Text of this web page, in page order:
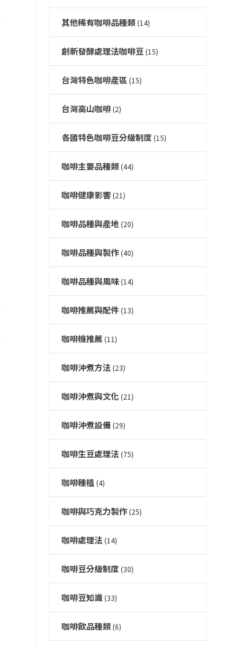
其他稀有咖啡品種類(14)
創新發酵處理法咖啡豆(15)
台灣特色咖啡產區 (15)
台灣高山咖啡(2)
各國特色咖啡豆分級制度(15)
咖啡主要品種類(44)
咖啡健康影響(21)
咖啡品種與產地(20)
咖啡品種與製作(40)
咖啡品種與風味(14)
咖啡推薦與配件(13)
咖啡機推薦(11)
咖啡沖煮方法(23)
咖啡沖煮與文化(21)
咖啡沖煮設備(29)
咖啡生豆處理法(75)
咖啡種植 (4)
咖啡與巧克力製作(25)
咖啡處理法(14)
咖啡豆分級制度(30)
咖啡豆知識(33)
咖啡飲品種類(6)